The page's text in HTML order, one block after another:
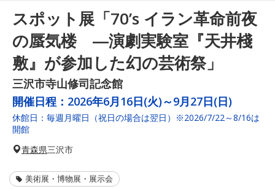
スポット展「70’s イラン革命前夜
の蜃気楼 ―演劇実験室『天井棧
敷』が参加した幻の芸術祭」
三沢市寺山修司記念館
開催日程： 2026年6月16日(火)～9月27日(日)
休館日：毎週月曜日（祝日の場合は翌日）※2026/7/22～8/16は
開館
青森県三沢市
美術展・博物展・展示会